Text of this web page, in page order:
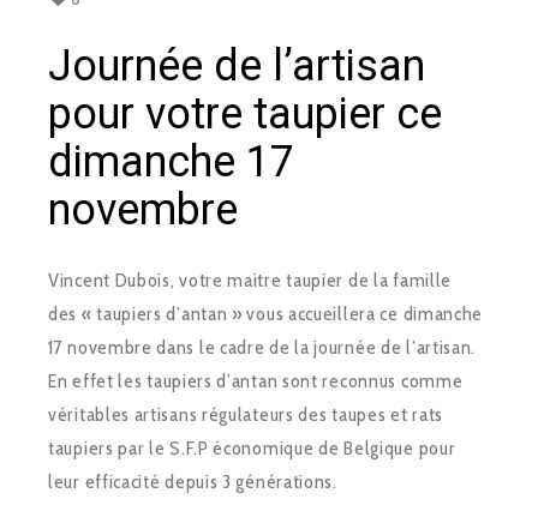
Journée de l’artisan
pour votre taupier ce
dimanche 17
novembre
Vincent Dubois, votre maitre taupier de la famille
des « taupiers d’antan » vous accueillera ce dimanche
17 novembre dans le cadre de la journée de l’artisan.
En effet les taupiers d’antan sont reconnus comme
véritables artisans régulateurs des taupes et rats
taupiers par le S.F.P économique de Belgique pour
leur efficacité depuis 3 générations.